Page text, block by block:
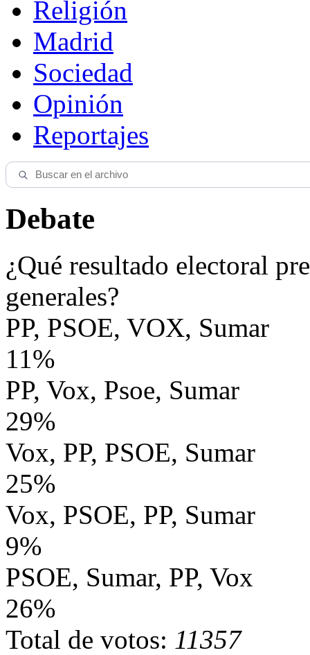
Religión
Madrid
Sociedad
Opinión
Reportajes
Debate
¿Qué resultado electoral
generales?
PP, PSOE, VOX, Sumar
11%
PP, Vox, Psoe, Sumar
29%
Vox, PP, PSOE, Sumar
25%
Vox, PSOE, PP, Sumar
9%
PSOE, Sumar, PP, Vox
26%
Total de votos: 11357